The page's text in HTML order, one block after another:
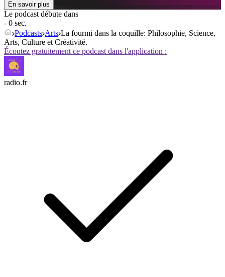
En savoir plus
Le podcast débute dans
- 0 sec.
Podcasts Arts La fourmi dans la coquille: Philosophie, Science,
Arts, Culture et Créativité.
Écoutez gratuitement ce podcast dans l'application :
radio.fr